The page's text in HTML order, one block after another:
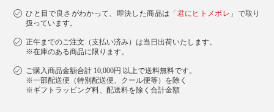
ひと目で良さがわかって、即決した商品は「 君にヒトメボレ 」で取り
扱っています。
正午までのご注文（支払い済み）は当日出荷いたします。
※在庫のある商品に限ります。
ご購入商品金額合計 10,000円 以上で送料無料です。
※一部配送便（特別配送便、クール便等）を除く
※ギフトラッピング料、配送料を除く合計金額